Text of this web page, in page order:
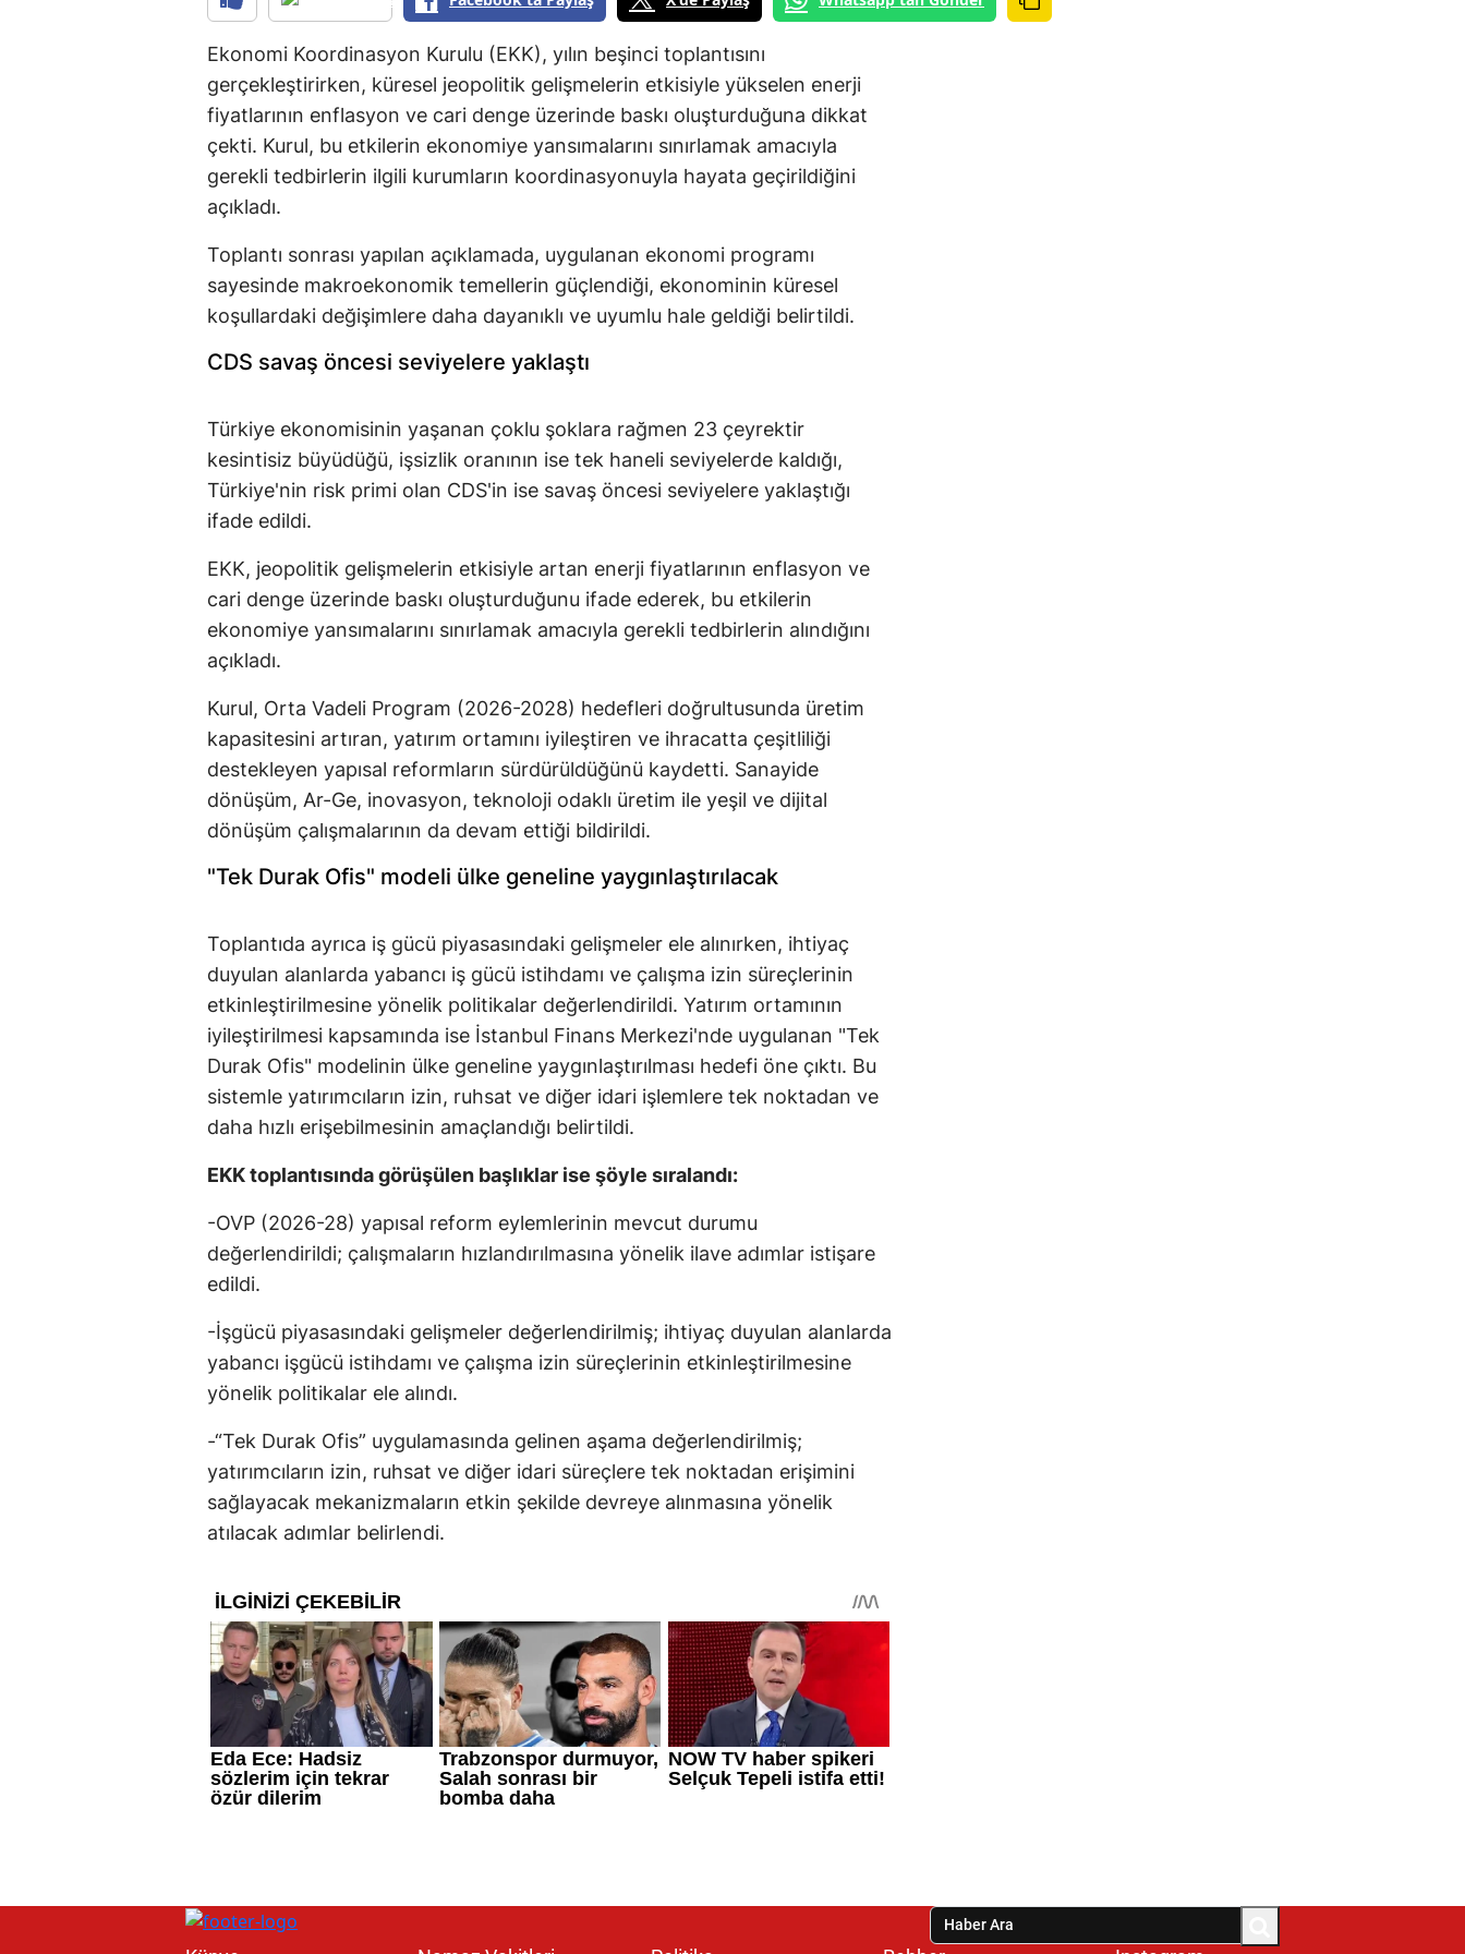
Ekonomi Koordinasyon Kurulu (EKK), yılın beşinci toplantısını
gerçekleştirirken, küresel jeopolitik gelişmelerin etkisiyle yükselen enerji
fiyatlarının enflasyon ve cari denge üzerinde baskı oluşturduğuna dikkat
çekti. Kurul, bu etkilerin ekonomiye yansımalarını sınırlamak amacıyla
gerekli tedbirlerin ilgili kurumların koordinasyonuyla hayata geçirildiğini
açıkladı.
Toplantı sonrası yapılan açıklamada, uygulanan ekonomi programı
sayesinde makroekonomik temellerin güçlendiği, ekonominin küresel
koşullardaki değişimlere daha dayanıklı ve uyumlu hale geldiği belirtildi.
CDS savaş öncesi seviyelere yaklaştı
Türkiye ekonomisinin yaşanan çoklu şoklara rağmen 23 çeyrektir
kesintisiz büyüdüğü, işsizlik oranının ise tek haneli seviyelerde kaldığı,
Türkiye'nin risk primi olan CDS'in ise savaş öncesi seviyelere yaklaştığı
ifade edildi.
EKK, jeopolitik gelişmelerin etkisiyle artan enerji fiyatlarının enflasyon ve
cari denge üzerinde baskı oluşturduğunu ifade ederek, bu etkilerin
ekonomiye yansımalarını sınırlamak amacıyla gerekli tedbirlerin alındığını
açıkladı.
Kurul, Orta Vadeli Program (2026-2028) hedefleri doğrultusunda üretim
kapasitesini artıran, yatırım ortamını iyileştiren ve ihracatta çeşitliliği
destekleyen yapısal reformların sürdürüldüğünü kaydetti. Sanayide
dönüşüm, Ar-Ge, inovasyon, teknoloji odaklı üretim ile yeşil ve dijital
dönüşüm çalışmalarının da devam ettiği bildirildi.
"Tek Durak Ofis" modeli ülke geneline yaygınlaştırılacak
Toplantıda ayrıca iş gücü piyasasındaki gelişmeler ele alınırken, ihtiyaç
duyulan alanlarda yabancı iş gücü istihdamı ve çalışma izin süreçlerinin
etkinleştirilmesine yönelik politikalar değerlendirildi. Yatırım ortamının
iyileştirilmesi kapsamında ise İstanbul Finans Merkezi'nde uygulanan "Tek
Durak Ofis" modelinin ülke geneline yaygınlaştırılması hedefi öne çıktı. Bu
sistemle yatırımcıların izin, ruhsat ve diğer idari işlemlere tek noktadan ve
daha hızlı erişebilmesinin amaçlandığı belirtildi.
EKK toplantısında görüşülen başlıklar ise şöyle sıralandı:
-OVP (2026-28) yapısal reform eylemlerinin mevcut durumu
değerlendirildi; çalışmaların hızlandırılmasına yönelik ilave adımlar istişare
edildi.
-İşgücü piyasasındaki gelişmeler değerlendirilmiş; ihtiyaç duyulan alanlarda
yabancı işgücü istihdamı ve çalışma izin süreçlerinin etkinleştirilmesine
yönelik politikalar ele alındı.
-“Tek Durak Ofis” uygulamasında gelinen aşama değerlendirilmiş;
yatırımcıların izin, ruhsat ve diğer idari süreçlere tek noktadan erişimini
sağlayacak mekanizmaların etkin şekilde devreye alınmasına yönelik
atılacak adımlar belirlendi.